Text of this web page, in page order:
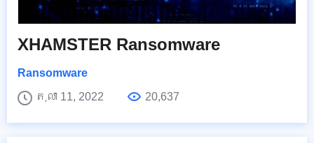
XHAMSTER Ransomware
Ransomware
តុលា 11, 2022
20,637